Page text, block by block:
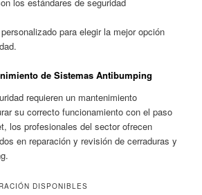
para elegir la mejor opción
de Sistemas Antibumping
requieren un mantenimiento
su correcto funcionamiento con el paso
los profesionales del sector ofrecen
en reparación y revisión de cerraduras y
DISPONIBLES